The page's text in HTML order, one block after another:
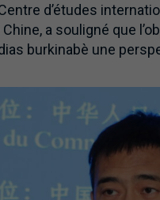
d’études
a souligné que
burkinabè une